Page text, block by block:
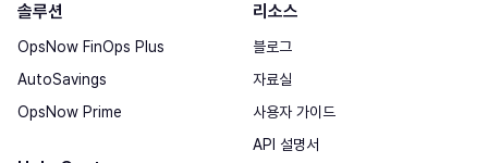
솔루션
OpsNow FinOps Plus
AutoSavings
OpsNow Prime
리소스
블로그
자료실
사용자 가이드
API 설명서